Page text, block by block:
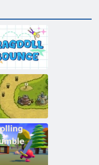
Rag panenka
skáče
Ochrana
království